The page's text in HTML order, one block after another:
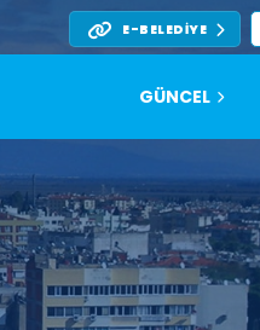
E-BELEDIYE
GÜNCEL